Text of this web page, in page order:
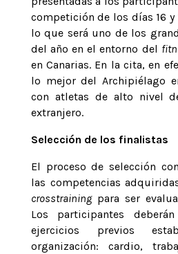
competición de los días 16 y
lo que será uno de los
del año en el entorno del
en Canarias. En la cita, en
lo mejor del Archipiélago
con atletas de alto nivel
extranjero.
Selección de los finalistas
El proceso de selección
las competencias
crosstrainingpara ser
Los participantes
ejercicios previos
organización: cardio,